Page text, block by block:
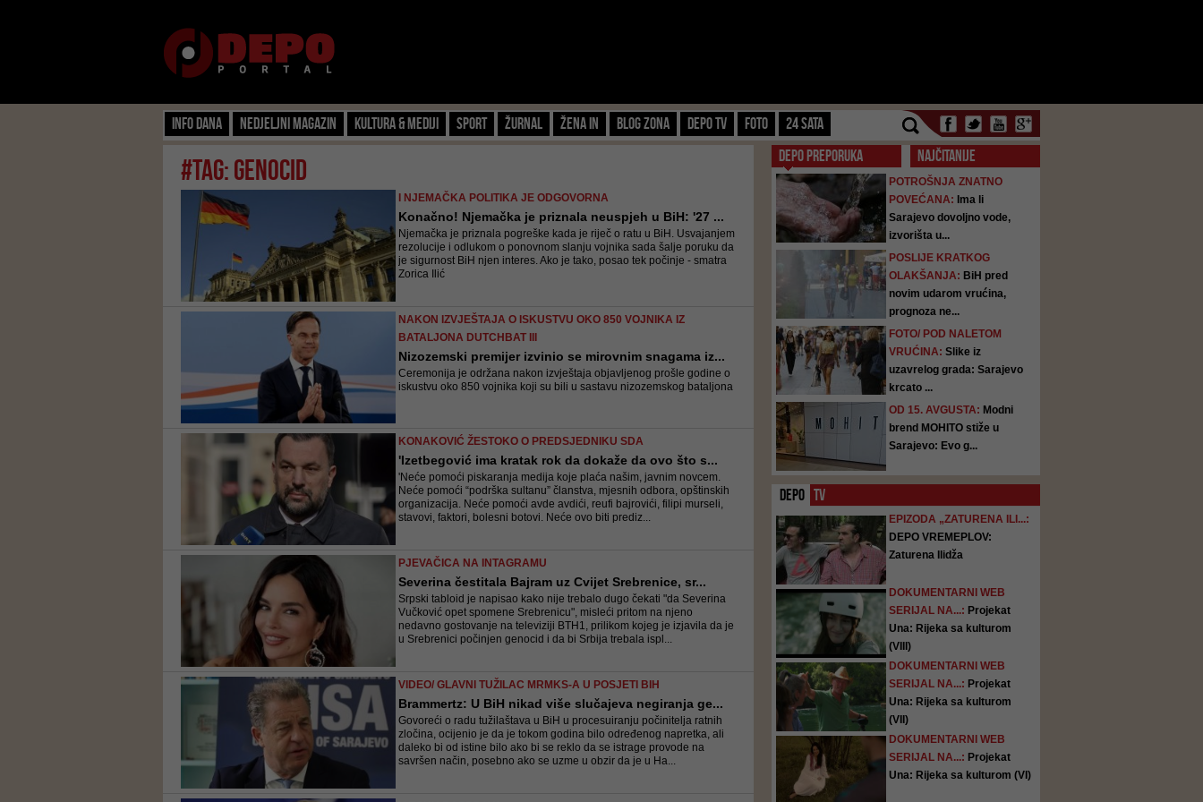
Info dana Nedjeljni magazin Kultura & Mediji Sport Žurnal Žena IN Blog zona Depo TV FOTO 24 SATA
#tag: genocid
I NJEMAČKA POLITIKA JE ODGOVORNA
Konačno! Njemačka je priznala neuspjeh u BiH: '27 ...
Njemačka je priznala pogreške kada je riječ o ratu u BiH. Usvajanjem
rezolucije i odlukom o ponovnom slanju vojnika sada šalje poruku da
je sigurnost BiH njen interes. Ako je tako, posao tek počinje - smatra
Zorica Ilić
NAKON IZVJEŠTAJA O ISKUSTVU OKO 850 VOJNIKA IZ
BATALJONA DUTCHBAT III
Nizozemski premijer izvinio se mirovnim snagama iz...
Ceremonija je održana nakon izvještaja objavljenog prošle godine o
iskustvu oko 850 vojnika koji su bili u sastavu nizozemskog bataljona
KONAKOVIĆ ŽESTOKO O PREDSJEDNIKU SDA
'Izetbegović ima kratak rok da dokaže da ovo što s...
'Neće pomoći piskaranja medija koje plaća našim, javnim novcem.
Neće pomoći “podrška sultanu” članstva, mjesnih odbora, opštinskih
organizacija. Neće pomoći avde avdići, reufi bajrovići, filipi murseli,
stavovi, faktori, bolesni botovi. Neće ovo biti prediz...
PJEVAČICA NA INTAGRAMU
Severina čestitala Bajram uz Cvijet Srebrenice, sr...
Srpski tabloid je napisao kako nije trebalo dugo čekati "da Severina
Vučković opet spomene Srebrenicu", misleći pritom na njeno
nedavno gostovanje na televiziji BTH1, prilikom kojeg je izjavila da je
u Srebrenici počinjen genocid i da bi Srbija trebala ispl...
VIDEO/ GLAVNI TUŽILAC MRMKS-A U POSJETI BIH
Brammertz: U BiH nikad više slučajeva negiranja ge...
Govoreći o radu tužilaštava u BiH u procesuiranju počinitelja ratnih
zločina, ocijenio je da je tokom godina bilo određenog napretka, ali
daleko bi od istine bilo ako bi se reklo da se istrage provode na
savršen način, posebno ako se uzme u obzir da je u Ha...
DEPO PREPORUKA NAJČITANIJE
POTROŠNJA ZNATNO
POVEĆANA: Ima li
Sarajevo dovoljno vode,
izvorišta u...
POSLIJE KRATKOG
OLAKŠANJA: BiH pred
novim udarom vrućina,
prognoza ne...
FOTO/ POD NALETOM
VRUĆINA: Slike iz
uzavrelog grada: Sarajevo
krcato ...
OD 15. AVGUSTA: Modni
brend MOHITO stiže u
Sarajevo: Evo g...
DEPO TV
EPIZODA „ZATURENA ILI...:
DEPO VREMEPLOV:
Zaturena Ilidža
DOKUMENTARNI WEB
SERIJAL NA...: Projekat
Una: Rijeka sa kulturom
(VIII)
DOKUMENTARNI WEB
SERIJAL NA...: Projekat
Una: Rijeka sa kulturom
(VII)
DOKUMENTARNI WEB
SERIJAL NA...: Projekat
Una: Rijeka sa kulturom (VI)